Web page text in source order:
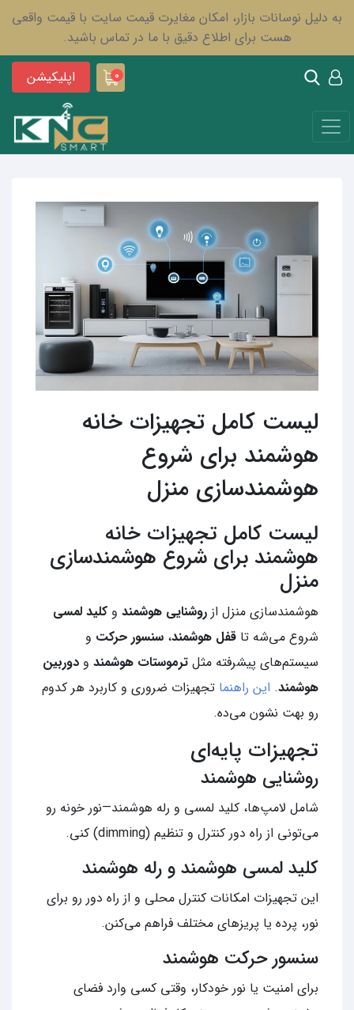
به دلیل نوسانات بازار، امکان مغایرت قیمت سایت با قیمت واقعی
هست برای اطلاع دقیق با ما در تماس باشید.
0 اپلیکیشن
لیست کامل تجهیزات خانه
هوشمند برای شروع
هوشمندسازی منزل
لیست کامل تجهیزات خانه
هوشمند برای شروع هوشمندسازی
منزل
هوشمندسازی منزل از روشنایی هوشمند و کلید لمسی
شروع می‌شه تا قفل هوشمند، سنسور حرکت و
سیستم‌های پیشرفته مثل ترموستات هوشمند و دوربین
هوشمند. این راهنما تجهیزات ضروری و کاربرد هر کدوم
رو بهت نشون می‌ده.
تجهیزات پایه‌ای
روشنایی هوشمند
شامل لامپ‌ها، کلید لمسی و رله هوشمند—نور خونه‌ رو
می‌تونی از راه دور کنترل و تنظیم (dimming) کنی.
کلید لمسی هوشمند و رله هوشمند
این تجهیزات امکانات کنترل محلی و از راه دور رو برای
نور، پرده یا پریزهای مختلف فراهم می‌کنن.
سنسور حرکت هوشمند
برای امنیت یا نور خودکار، وقتی کسی وارد فضای